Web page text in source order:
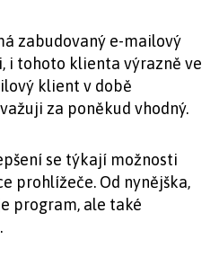
zabudovaný e-mailový
i tohoto klienta výrazně ve
klient v době
za poněkud vhodný.
se týkají možnosti
prohlížeče. Od nynějška,
program, ale také